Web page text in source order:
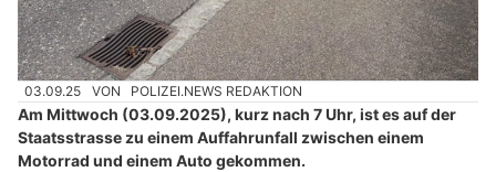
03.09.25 VON POLIZEI.NEWS REDAKTION
Am Mittwoch (03.09.2025), kurz nach 7 Uhr, ist es auf der
Staatsstrasse zu einem Auffahrunfall zwischen einem
Motorrad und einem Auto gekommen.